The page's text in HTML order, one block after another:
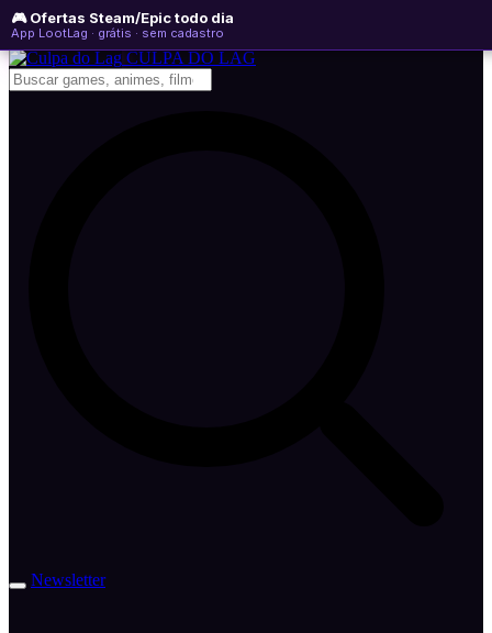
🎮 Ofertas Steam/Epic todo dia
App LootLag · grátis · sem cadastro
quinta-feira, 06 de agosto de 2026
Newsletter
CULPA DO LAG
Newsletter